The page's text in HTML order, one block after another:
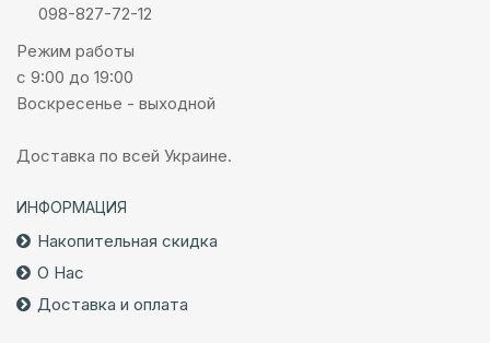
098-827-72-12
Режим работы
с 9:00 до 19:00
Воскресенье - выходной
Доставка по всей Украине.
ИНФОРМАЦИЯ
Накопительная скидка
О Нас
Доставка и оплата